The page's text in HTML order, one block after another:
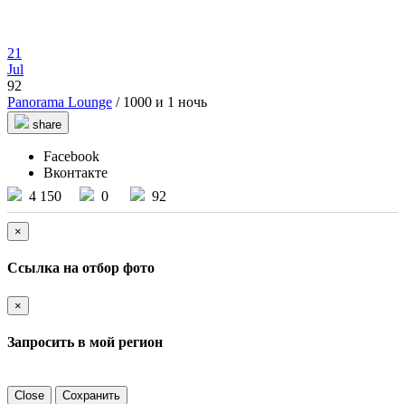
21
Jul
92
Panorama Lounge / 1000 и 1 ночь
share
Facebook
Вконтакте
4 150
0 92
×
Ссылка на отбор фото
×
Запросить в мой регион
Close Сохранить